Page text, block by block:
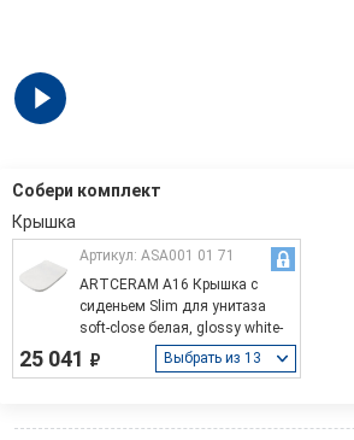
Собери комплект
Артикул: ASA001 01 71
ARTCERAM A16 Крышка с
сиденьем Slim для унитаза
soft-close белая, glossy white-
chrome
Выбрать из 13
25 041 ₽